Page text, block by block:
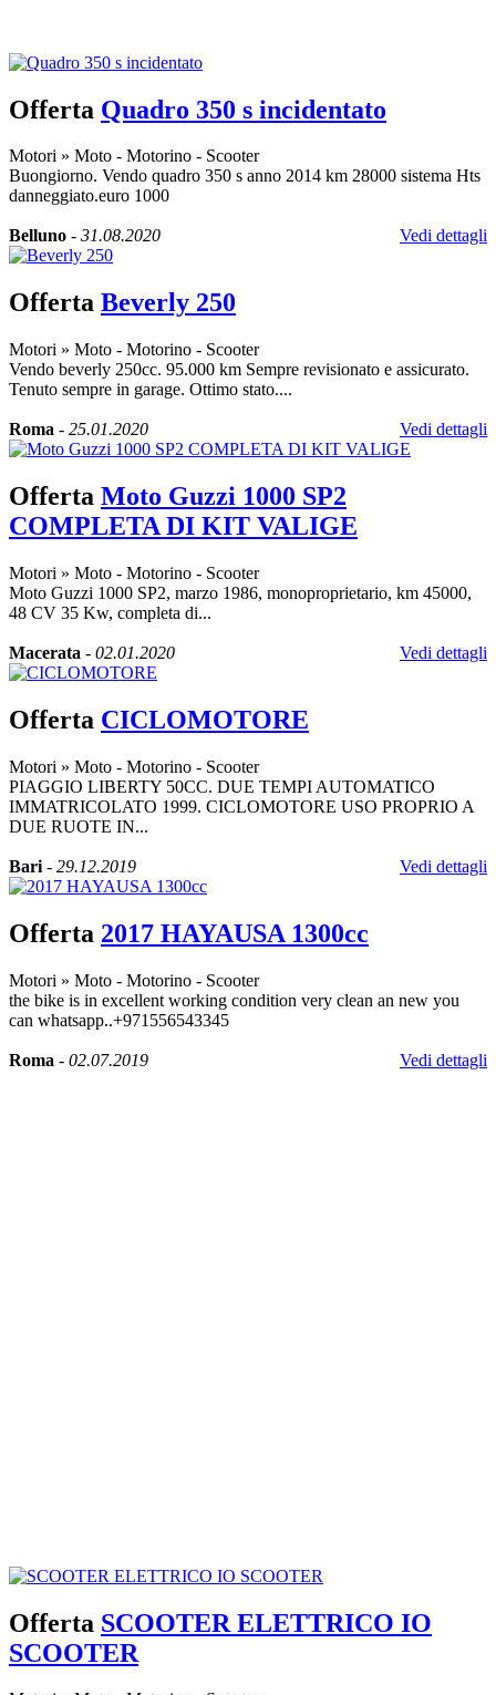
Offerta Quadro 350 s incidentato
Motori » Moto - Motorino - Scooter
Buongiorno. Vendo quadro 350 s anno 2014 km 28000 sistema Hts
danneggiato.euro 1000
Belluno - 31.08.2020 Vedi dettagli
Offerta Beverly 250
Motori » Moto - Motorino - Scooter
Vendo beverly 250cc. 95.000 km Sempre revisionato e assicurato.
Tenuto sempre in garage. Ottimo stato....
Roma - 25.01.2020 Vedi dettagli
Offerta Moto Guzzi 1000 SP2
COMPLETA DI KIT VALIGE
Motori » Moto - Motorino - Scooter
Moto Guzzi 1000 SP2, marzo 1986, monoproprietario, km 45000,
48 CV 35 Kw, completa di...
Macerata - 02.01.2020 Vedi dettagli
Offerta CICLOMOTORE
Motori » Moto - Motorino - Scooter
PIAGGIO LIBERTY 50CC. DUE TEMPI AUTOMATICO
IMMATRICOLATO 1999. CICLOMOTORE USO PROPRIO A
DUE RUOTE IN...
Bari - 29.12.2019 Vedi dettagli
Offerta 2017 HAYAUSA 1300cc
Motori » Moto - Motorino - Scooter
the bike is in excellent working condition very clean an new you
can whatsapp..+971556543345
Roma - 02.07.2019 Vedi dettagli
Offerta SCOOTER ELETTRICO IO
SCOOTER